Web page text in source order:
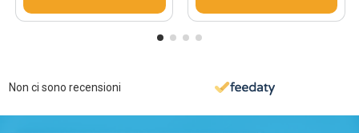
Non ci sono recensioni